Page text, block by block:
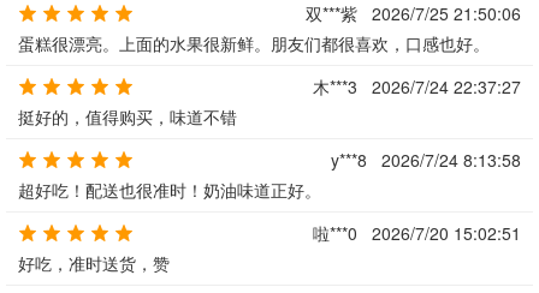
双***紫
2026/7/25 21:50:06
蛋糕很漂亮。上面的水果很新鲜。朋友们都很喜欢，口感也好。
木***3
2026/7/24 22:37:27
挺好的，值得购买，味道不错
y***8
2026/7/24 8:13:58
超好吃！配送也很准时！奶油味道正好。
啦***0
2026/7/20 15:02:51
好吃，准时送货，赞